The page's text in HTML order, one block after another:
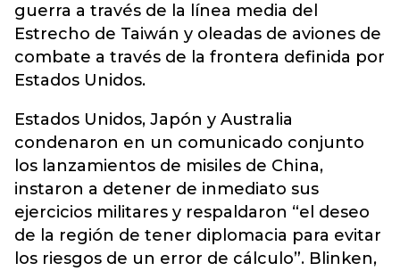
guerra a través de la línea media del
Estrecho de Taiwán y oleadas de aviones de
combate a través de la frontera definida por
Estados Unidos.
Estados Unidos, Japón y Australia
condenaron en un comunicado conjunto
los lanzamientos de misiles de China,
instaron a detener de inmediato sus
ejercicios militares y respaldaron “el deseo
de la región de tener diplomacia para evitar
los riesgos de un error de cálculo”. Blinken,